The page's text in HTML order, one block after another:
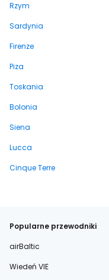
Rzym
Sardynia
Firenze
Piza
Toskania
Bolonia
Siena
Lucca
Cinque Terre
Popularne przewodniki
airBaltic
Wiedeń VIE